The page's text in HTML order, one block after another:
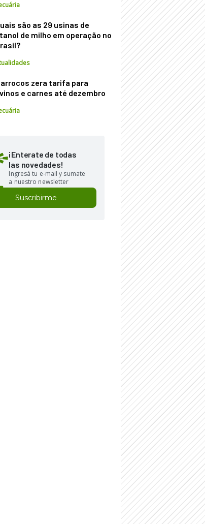
são as 29 usinas de
de milho em operação no
zera tarifa para
e carnes até dezembro
¡Enterate de todas
las novedades!
Ingresá tu e-mail y sumate
a nuestro newsletter
Suscribirme